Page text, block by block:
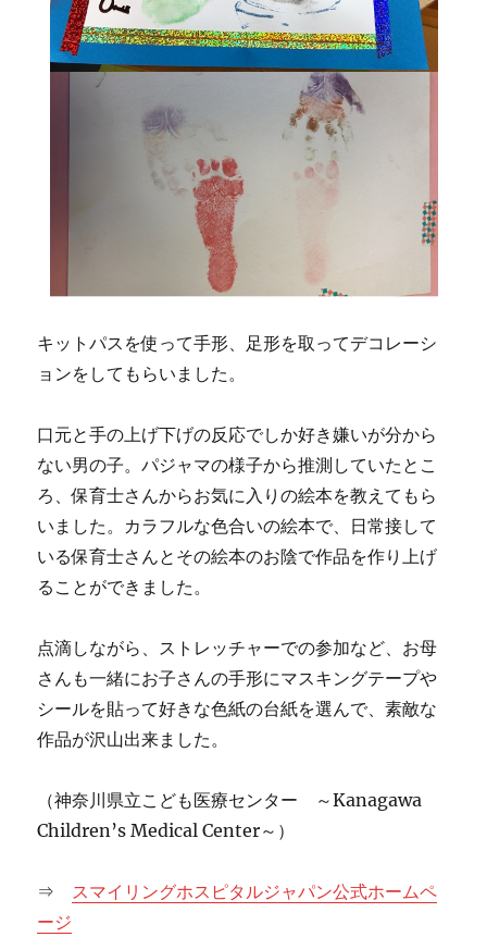
キットパスを使って手形、足形を取ってデコレーシ
ョンをしてもらいました。
口元と手の上げ下げの反応でしか好き嫌いが分から
ない男の子。パジャマの様子から推測していたとこ
ろ、保育士さんからお気に入りの絵本を教えてもら
いました。カラフルな色合いの絵本で、日常接して
いる保育士さんとその絵本のお陰で作品を作り上げ
ることができました。
点滴しながら、ストレッチャーでの参加など、お母
さんも一緒にお子さんの手形にマスキングテープや
シールを貼って好きな色紙の台紙を選んで、素敵な
作品が沢山出来ました。
（神奈川県立こども医療センター ～Kanagawa
Children’s Medical Center～）
⇒ スマイリングホスピタルジャパン公式ホームペ
ージ